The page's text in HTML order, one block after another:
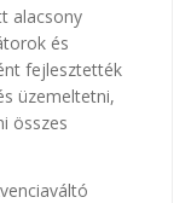
alacsony
és
fejlesztették
üzemeltetni,
összes